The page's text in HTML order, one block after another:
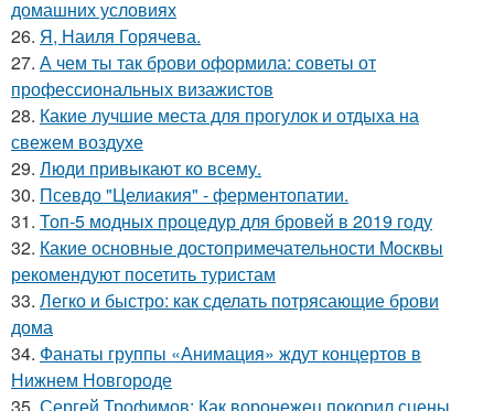
домашних условиях
26. Я, Наиля Горячева.
27. А чем ты так брови оформила: советы от
профессиональных визажистов
28. Какие лучшие места для прогулок и отдыха на
свежем воздухе
29. Люди привыкают ко всему.
30. Псевдо "Целиакия" - ферментопатии.
31. Топ-5 модных процедур для бровей в 2019 году
32. Какие основные достопримечательности Москвы
рекомендуют посетить туристам
33. Легко и быстро: как сделать потрясающие брови
дома
34. Фанаты группы «Анимация» ждут концертов в
Нижнем Новгороде